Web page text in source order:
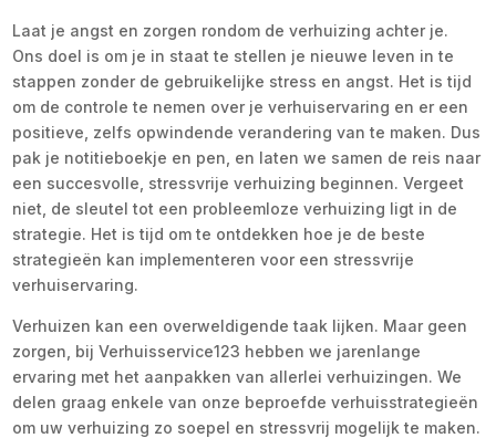
Laat je angst en zorgen rondom de verhuizing achter je.
Ons doel is om je in staat te stellen je nieuwe leven in te
stappen zonder de gebruikelijke stress en angst. Het is tijd
om de controle te nemen over je verhuiservaring en er een
positieve, zelfs opwindende verandering van te maken. Dus
pak je notitieboekje en pen, en laten we samen de reis naar
een succesvolle, stressvrije verhuizing beginnen. Vergeet
niet, de sleutel tot een probleemloze verhuizing ligt in de
strategie. Het is tijd om te ontdekken hoe je de beste
strategieën kan implementeren voor een stressvrije
verhuiservaring.
Verhuizen kan een overweldigende taak lijken. Maar geen
zorgen, bij Verhuisservice123 hebben we jarenlange
ervaring met het aanpakken van allerlei verhuizingen. We
delen graag enkele van onze beproefde verhuisstrategieën
om uw verhuizing zo soepel en stressvrij mogelijk te maken.